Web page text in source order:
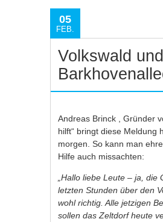
05
FEB.
Volkswald und
Andreas Brinck , Gründer
hilft“ bringt diese Meldung
morgen. So kann man
Hilfe auch missachten:
„Hallo liebe Leute – ja, die
letzten Stunden über den
wohl richtig. Alle jetzigen
sollen das Zeltdorf heute